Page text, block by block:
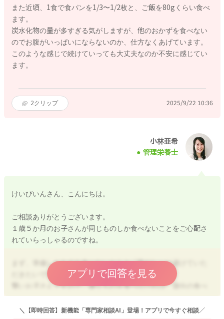
また近頃、1食で食パンを1/3〜1/2枚と、ご飯を80gくらい食べ
ます。
炭水化物の量が多すぎる気がしますが、他のおかずを食べない
のでお腹がいっぱいにならないのか、仕方なくあげています。
このような感じで続けていっても大丈夫なのか不安に感じてい
ます。
2クリップ 2025/9/22 10:36
小林亜希
管理栄養士
けいびいんさん、こんにちは。
ご相談ありがとうございます。
１歳５か月のお子さんが同じものしか食べないことをご心配さ
れていらっしゃるのですね。
まず、準備したものを食べないからと「後だし」は避けていた
だきたいです。
賢いお子さんですので、嫌なものを食べなければ、自分の食べ
たいものが出てくるという間違った判断につながりやすいで
す。
アプリで回答を見る
＼【即時回答】新機能「専門家相談AI」登場！アプリで今すぐ相談／